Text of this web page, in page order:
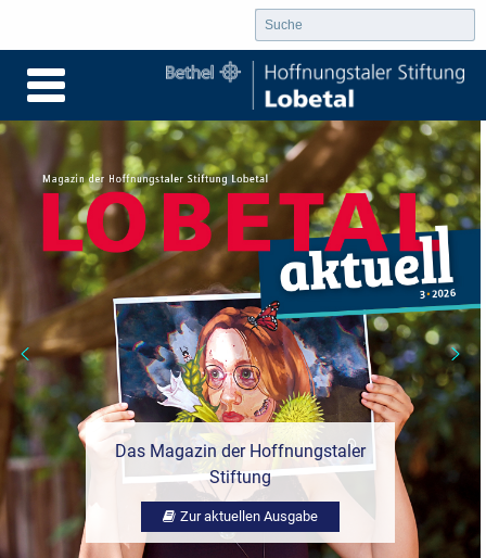
Das Magazin der Hoffnungstaler
Stiftung
Zur aktuellen Ausgabe